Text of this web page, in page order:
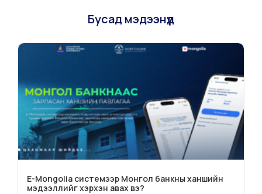
Бусад мэдээнүүд
E-Mongolia системээр Монгол банкны ханшийн
мэдээллийг хэрхэн авах вэ?